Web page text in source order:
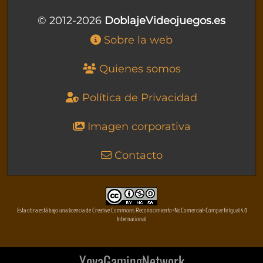
© 2012-2026 DoblajeVideojuegos.es
Sobre la web
Quienes somos
Política de Privacidad
Imagen corporativa
Contacto
Esta obra está bajo una licencia de Creative Commons Reconocimiento-NoComercial-CompartirIgual 4.0
Internacional